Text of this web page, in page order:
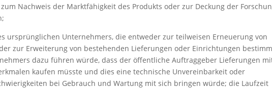
Nachweis der Marktfähigkeit des Produkts oder zur Deckung der
ursprünglichen Unternehmers, die entweder zur teilweisen Erneuerung von
zur Erweiterung von bestehenden Lieferungen oder Einrichtungen
dazu führen würde, dass der öffentliche Auftraggeber Lieferungen
kaufen müsste und dies eine technische Unvereinbarkeit oder
bei Gebrauch und Wartung mit sich bringen würde; die Laufzeit